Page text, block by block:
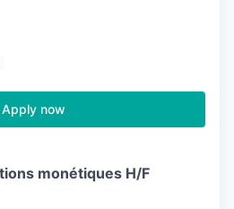
Apply now
monétiques H/F